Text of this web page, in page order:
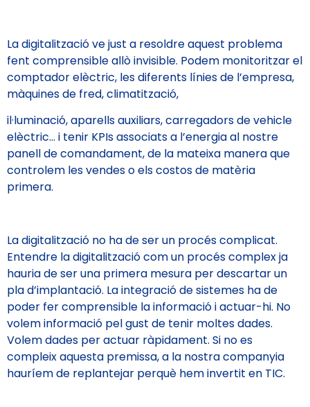
La digitalització ve just a resoldre aquest problema
fent comprensible allò invisible. Podem monitoritzar el
comptador elèctric, les diferents línies de l’empresa,
màquines de fred, climatització,
il·luminació, aparells auxiliars, carregadors de vehicle
elèctric… i tenir KPIs associats a l’energia al nostre
panell de comandament, de la mateixa manera que
controlem les vendes o els costos de matèria
primera.
La digitalització no ha de ser un procés complicat.
Entendre la digitalització com un procés complex ja
hauria de ser una primera mesura per descartar un
pla d’implantació. La integració de sistemes ha de
poder fer comprensible la informació i actuar-hi. No
volem informació pel gust de tenir moltes dades.
Volem dades per actuar ràpidament. Si no es
compleix aquesta premissa, a la nostra companyia
hauríem de replantejar perquè hem invertit en TIC.